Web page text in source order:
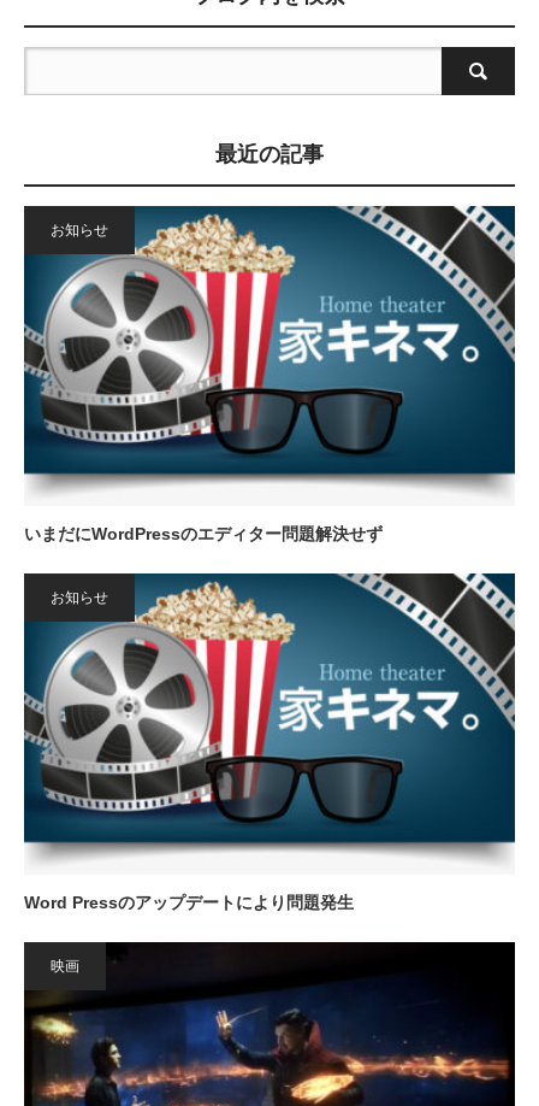
最近の記事
お知らせ
いまだにWordPressのエディター問題解決せず
お知らせ
Word Pressのアップデートにより問題発生
映画